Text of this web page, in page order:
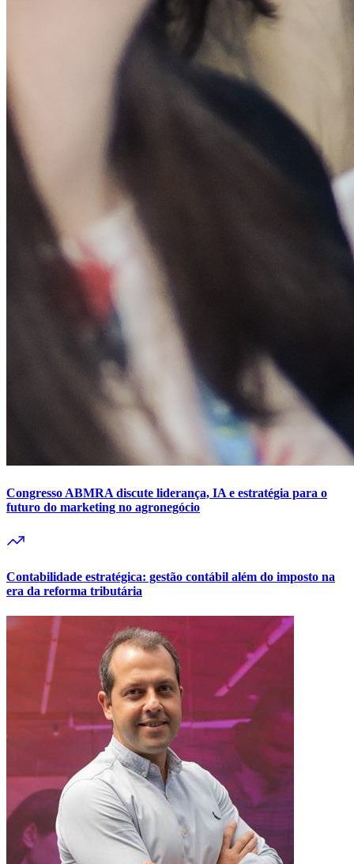
Congresso ABMRA discute liderança, IA e estratégia para o
futuro do marketing no agronegócio
Contabilidade estratégica: gestão contábil além do imposto na
era da reforma tributária